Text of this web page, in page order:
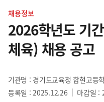
텐
츠
영
역
채용정보
2026학년도 기
체육) 채용 공고
기관명 : 경기도교육청 함현고등
등록일 : 2025.12.26
마감일 :